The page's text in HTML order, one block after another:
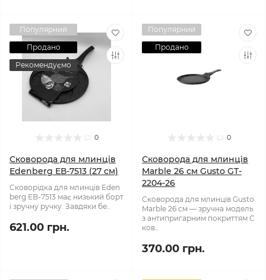
Популярний
Продано
Рекомендуємо
0
Сковорода для млинців
Edenberg ЕВ-7513 (27 см)
Сковорідка для млинців Eden
berg ЕВ-7513 має низький борт
і зручну ручку. Завдяки бе..
621.00 грн.
Популярний
Продано
0
Сковорода для млинців
Marble 26 см Gusto GT-
2204-26
Сковорода для млинців Gusto
Marble 26 см — зручна модель
з антипригарним покриттям С
ков..
370.00 грн.